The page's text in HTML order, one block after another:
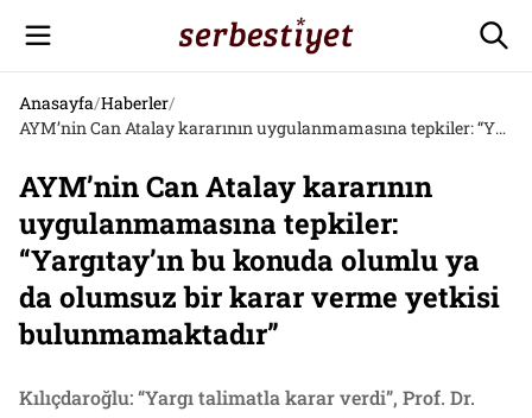
Anasayfa/Haberler/
AYM’nin Can Atalay kararının uygulanmamasına tepkiler: “Yargıtay’ın bu konuda olumlu ya da olumsuz bir karar verme yetkisi bulunmamaktadır”
AYM’nin Can Atalay kararının
uygulanmamasına tepkiler:
“Yargıtay’ın bu konuda olumlu ya
da olumsuz bir karar verme yetkisi
bulunmamaktadır”
Kılıçdaroğlu: “Yargı talimatla karar verdi”, Prof. Dr.